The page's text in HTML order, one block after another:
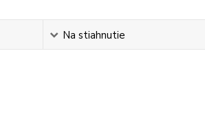
Na stiahnutie